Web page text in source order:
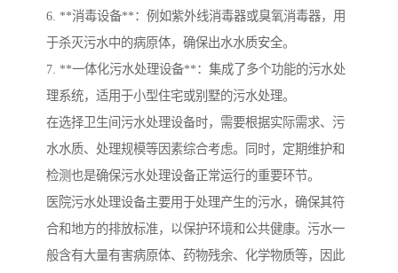
6. **消毒设备**：例如紫外线消毒器或臭氧消毒器，用
于杀灭污水中的病原体，确保出水水质安全。
7. **一体化污水处理设备**：集成了多个功能的污水处
理系统，适用于小型住宅或别墅的污水处理。
在选择卫生间污水处理设备时，需要根据实际需求、污
水水质、处理规模等因素综合考虑。同时，定期维护和
检测也是确保污水处理设备正常运行的重要环节。
医院污水处理设备主要用于处理产生的污水，确保其符
合和地方的排放标准，以保护环境和公共健康。污水一
般含有大量有害病原体、药物残余、化学物质等，因此